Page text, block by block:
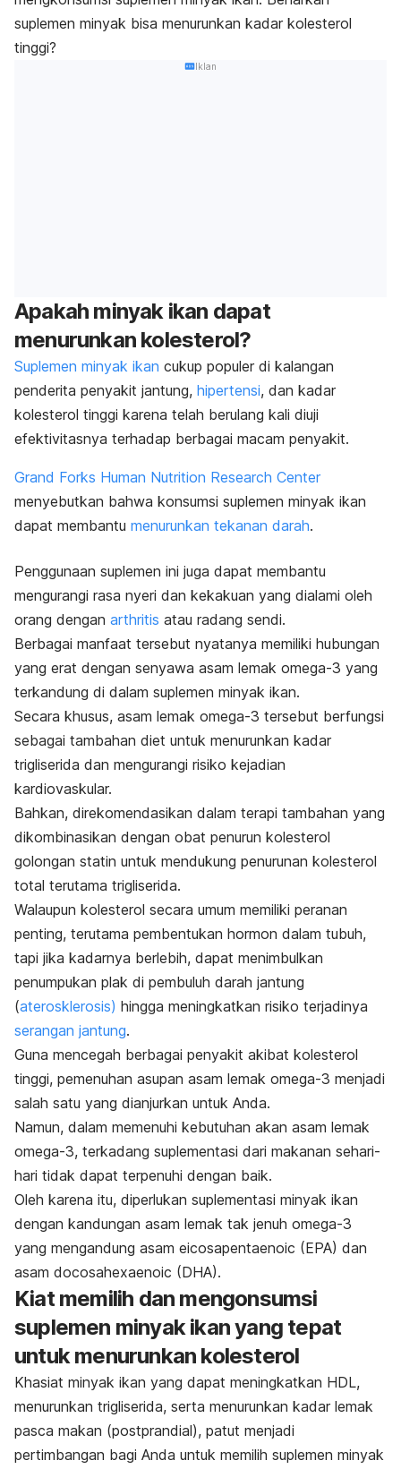
suplemen minyak bisa menurunkan kadar kolesterol
tinggi?
Iklan
Apakah minyak ikan dapat
menurunkan kolesterol?
Suplemen minyak ikan cukup populer di kalangan
penderita penyakit jantung, hipertensi, dan kadar
kolesterol tinggi karena telah berulang kali diuji
efektivitasnya terhadap berbagai macam penyakit.
Grand Forks Human Nutrition Research Center
menyebutkan bahwa konsumsi suplemen minyak ikan
dapat membantu menurunkan tekanan darah.
Penggunaan suplemen ini juga dapat membantu
mengurangi rasa nyeri dan kekakuan yang dialami oleh
orang dengan arthritis atau radang sendi.
Berbagai manfaat tersebut nyatanya memiliki hubungan
yang erat dengan senyawa asam lemak omega-3 yang
terkandung di dalam suplemen minyak ikan.
Secara khusus, asam lemak omega-3 tersebut berfungsi
sebagai tambahan diet untuk menurunkan kadar
trigliserida dan mengurangi risiko kejadian
kardiovaskular.
Bahkan, direkomendasikan dalam terapi tambahan yang
dikombinasikan dengan obat penurun kolesterol
golongan statin untuk mendukung penurunan kolesterol
total terutama trigliserida.
Walaupun kolesterol secara umum memiliki peranan
penting, terutama pembentukan hormon dalam tubuh,
tapi jika kadarnya berlebih, dapat menimbulkan
penumpukan plak di pembuluh darah jantung
(aterosklerosis) hingga meningkatkan risiko terjadinya
serangan jantung.
Guna mencegah berbagai penyakit akibat kolesterol
tinggi, pemenuhan asupan asam lemak omega-3 menjadi
salah satu yang dianjurkan untuk Anda.
Namun, dalam memenuhi kebutuhan akan asam lemak
omega-3, terkadang suplementasi dari makanan sehari-
hari tidak dapat terpenuhi dengan baik.
Oleh karena itu, diperlukan suplementasi minyak ikan
dengan kandungan asam lemak tak jenuh omega-3
yang mengandung asam eicosapentaenoic (EPA) dan
asam docosahexaenoic (DHA).
Kiat memilih dan mengonsumsi
suplemen minyak ikan yang tepat
untuk menurunkan kolesterol
Khasiat minyak ikan yang dapat meningkatkan HDL,
menurunkan trigliserida, serta menurunkan kadar lemak
pasca makan (postprandial), patut menjadi
pertimbangan bagi Anda untuk memilih suplemen minyak